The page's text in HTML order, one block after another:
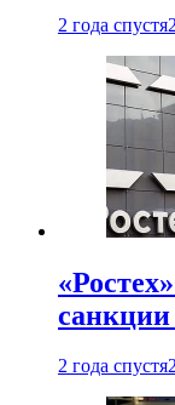
2 года спустя
2 года спустя